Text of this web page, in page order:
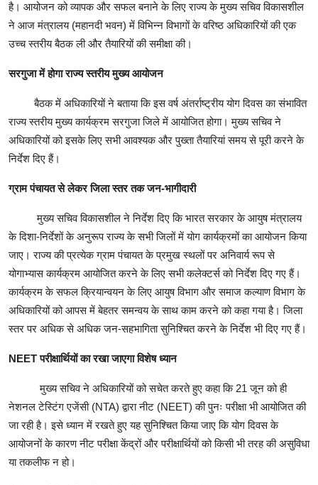
है। आयोजन को व्यापक और सफल बनाने के लिए राज्य के मुख्य सचिव विकासशील
ने आज मंत्रालय (महानदी भवन) में विभिन्न विभागों के वरिष्ठ अधिकारियों की एक
उच्च स्तरीय बैठक ली और तैयारियों की समीक्षा की।
सरगुजा में होगा राज्य स्तरीय मुख्य आयोजन
बैठक में अधिकारियों ने बताया कि इस वर्ष अंतर्राष्ट्रीय योग दिवस का संभावित
राज्य स्तरीय मुख्य कार्यक्रम सरगुजा जिले में आयोजित होगा। मुख्य सचिव ने
अधिकारियों को इसके लिए सभी आवश्यक और पुख्ता तैयारियां समय से पूरी करने के
निर्देश दिए हैं।
ग्राम पंचायत से लेकर जिला स्तर तक जन-भागीदारी
मुख्य सचिव विकासशील ने निर्देश दिए कि भारत सरकार के आयुष मंत्रालय
के दिशा-निर्देशों के अनुरूप राज्य के सभी जिलों में योग कार्यक्रमों का आयोजन किया
जाए। राज्य की प्रत्येक ग्राम पंचायत के प्रमुख स्थलों पर अनिवार्य रूप से
योगाभ्यास कार्यक्रम आयोजित करने के लिए सभी कलेक्टर्स को निर्देश दिए गए हैं।
कार्यक्रम के सफल क्रियान्वयन के लिए आयुष विभाग और समाज कल्याण विभाग के
अधिकारियों को आपस में बेहतर समन्वय के साथ काम करने को कहा गया है। जिला
स्तर पर अधिक से अधिक जन-सहभागिता सुनिश्चित करने के निर्देश भी दिए गए हैं।
NEET परीक्षार्थियों का रखा जाएगा विशेष ध्यान
मुख्य सचिव ने अधिकारियों को सचेत करते हुए कहा कि 21 जून को ही
नेशनल टेस्टिंग एजेंसी (NTA) द्वारा नीट (NEET) की पुनः परीक्षा भी आयोजित की
जा रही है। इसे ध्यान में रखते हुए यह सुनिश्चित किया जाए कि योग दिवस के
आयोजनों के कारण नीट परीक्षा केंद्रों और परीक्षार्थियों को किसी भी तरह की असुविधा
या तकलीफ न हो।